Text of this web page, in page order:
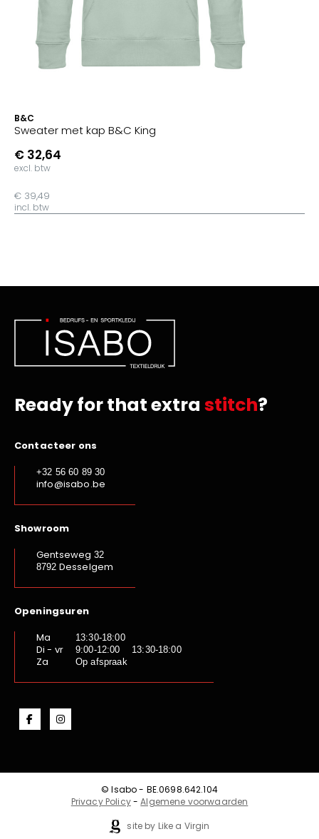
B&C
Sweater met kap B&C King
€ 32,64
excl. btw
€ 39,49
incl. btw
Ready for that extra stitch?
Contacteer ons
+32 56 60 89 30
info@isabo.be
Showroom
Gentseweg 32
8792 Desselgem
Openingsuren
Ma
13:30-18:00
Di - vr 9:00-12:00 13:30-18:00
Za Op afspraak
© Isabo - BE.0698.642.104
Privacy Policy-Algemene voorwaarden
site by Like a Virgin